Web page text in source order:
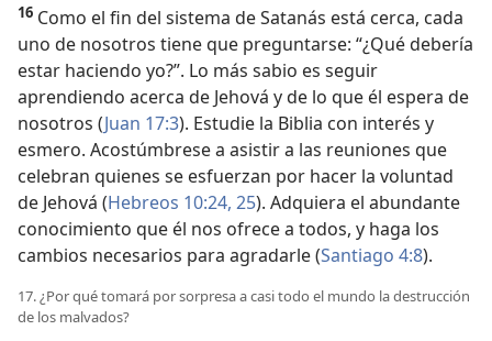
16 Como el fin del sistema de Satanás está cerca, cada
uno de nosotros tiene que preguntarse: “¿Qué debería
estar haciendo yo?”. Lo más sabio es seguir
aprendiendo acerca de Jehová y de lo que él espera de
nosotros (Juan 17:3). Estudie la Biblia con interés y
esmero. Acostúmbrese a asistir a las reuniones que
celebran quienes se esfuerzan por hacer la voluntad
de Jehová (Hebreos 10:24, 25). Adquiera el abundante
conocimiento que él nos ofrece a todos, y haga los
cambios necesarios para agradarle (Santiago 4:8).
17. ¿Por qué tomará por sorpresa a casi todo el mundo la destrucción
de los malvados?